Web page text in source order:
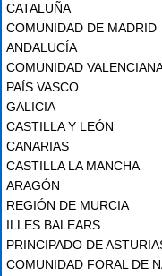
CATALUÑA
COMUNIDAD DE MADRID
ANDALUCÍA
COMUNIDAD
PAÍS VASCO
GALICIA
CASTILLA Y LEÓN
CANARIAS
CASTILLA LA MANCHA
ARAGÓN
REGIÓN DE MURCIA
ILLES BALEARS
PRINCIPADO DE
COMUNIDAD FORAL DE